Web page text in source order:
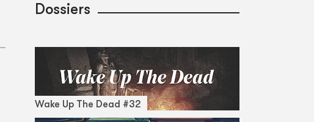
Dossiers
Wake Up The Dead #32